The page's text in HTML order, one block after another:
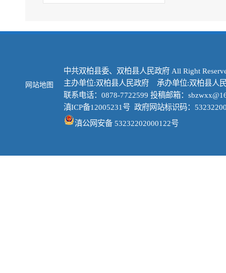
网站地图
中共双柏县委、双柏县人民政府 All Right
主办单位:双柏县人民政府 承办单位:双柏县人
联系电话：0878-7722599 投稿邮箱：
滇ICP备12005231号 政府网站标识码：
滇公网安备 53232202000122号